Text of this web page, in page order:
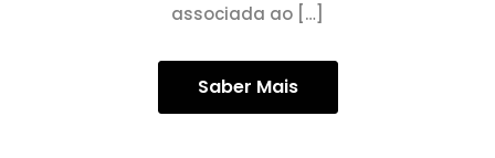
associada ao […]
Saber Mais